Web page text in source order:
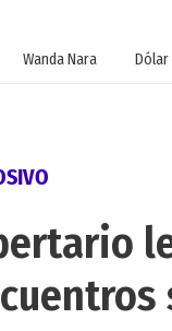
Wanda Nara Dólar